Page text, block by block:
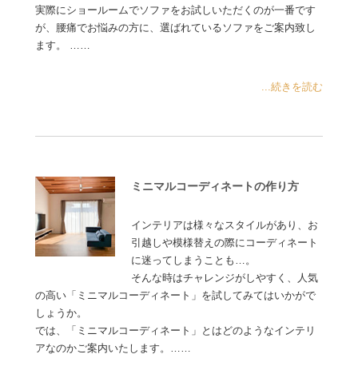
実際にショールームでソファをお試しいただくのが一番です
が、腰痛でお悩みの方に、選ばれているソファをご案内致し
ます。 ……
...続きを読む
ミニマルコーディネートの作り方
インテリアは様々なスタイルがあり、お
引越しや模様替えの際にコーディネート
に迷ってしまうことも…。
そんな時はチャレンジがしやすく、人気
の高い「ミニマルコーディネート」を試してみてはいかがで
しょうか。
では、「ミニマルコーディネート」とはどのようなインテリ
アなのかご案内いたします。……